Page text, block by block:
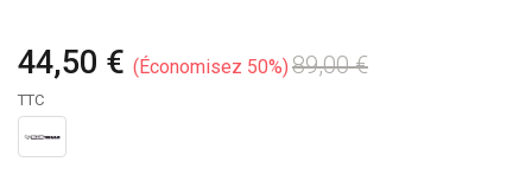
44,50 € Économisez 50% 89,00 €
TTC